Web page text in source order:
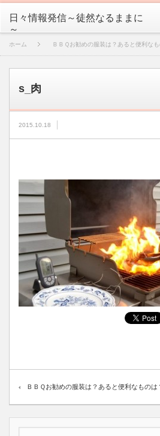
日々情報発信～徒然なるままに
～
ホーム ＢＢＱお勧めの服装は？あると便利な
s_肉
2015.10.18
ＢＢＱお勧めの服装は？あると便利なものは